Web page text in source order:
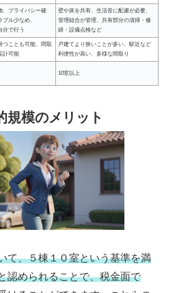
、プライバシー確
ル少なめ、
分で行う
壁や床を共有、生活音に配慮が必要、
管理組合が管理、共有部分の清掃・修
繕・設備点検など
つことも可能、間取
計可能
戸建てより狭いことが多い、駅近など
利便性が高い、多様な間取り
10室以上
規模のメリット
て、５棟１０室という基準を満
認められることで、税金面で